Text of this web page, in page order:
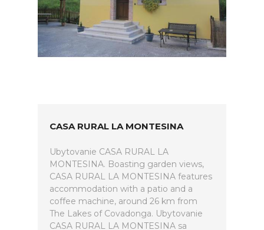
CASA RURAL LA MONTESINA
Ubytovanie CASA RURAL LA
MONTESINA. Boasting garden views,
CASA RURAL LA MONTESINA features
accommodation with a patio and a
coffee machine, around 26 km from
The Lakes of Covadonga. Ubytovanie
CASA RURAL LA MONTESINA sa